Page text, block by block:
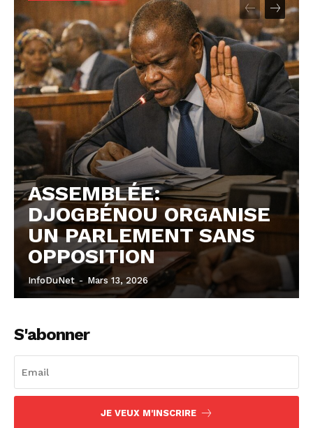
Asie
ASSEMBLÉE:
DJOGBÉNOU ORGANISE
UN PARLEMENT SANS
OPPOSITION
InfoDuNet - Mars 13, 2026
S'abonner
JE VEUX M'INSCRIRE